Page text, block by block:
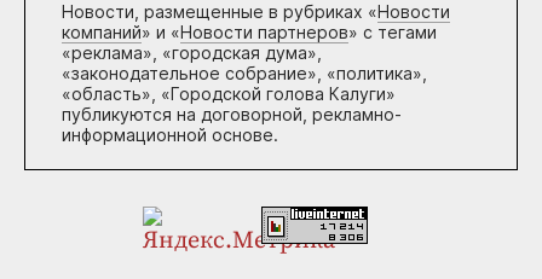
Новости, размещенные в рубриках «Новости
компаний» и «Новости партнеров» с тегами
«реклама», «городская дума»,
«законодательное собрание», «политика»,
«область», «Городской голова Калуги»
публикуются на договорной, рекламно-
информационной основе.